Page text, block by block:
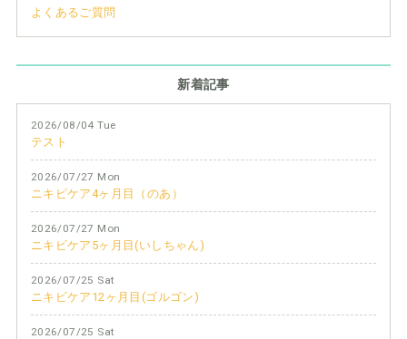
よくあるご質問
新着記事
2026/08/04 Tue
テスト
2026/07/27 Mon
ニキビケア4ヶ月目（のあ）
2026/07/27 Mon
ニキビケア5ヶ月目(いしちゃん)
2026/07/25 Sat
ニキビケア12ヶ月目(ゴルゴン)
2026/07/25 Sat